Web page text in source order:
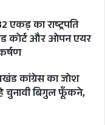
एकड़ का राष्ट्रपति
कोर्ट और ओपन एयर
कांग्रेस का जोश
बिगुल फूँकने,